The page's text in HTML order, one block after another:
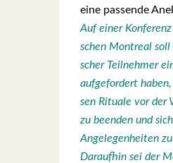
eine pas­sen­de
Auf einer
schen Mont­re­al
scher Teil­neh­mer
auf­ge­for­dert
sen Ritua­le vor der
zu been­den und
Ange­le­gen­hei­ten
Dar­auf­hin sei der